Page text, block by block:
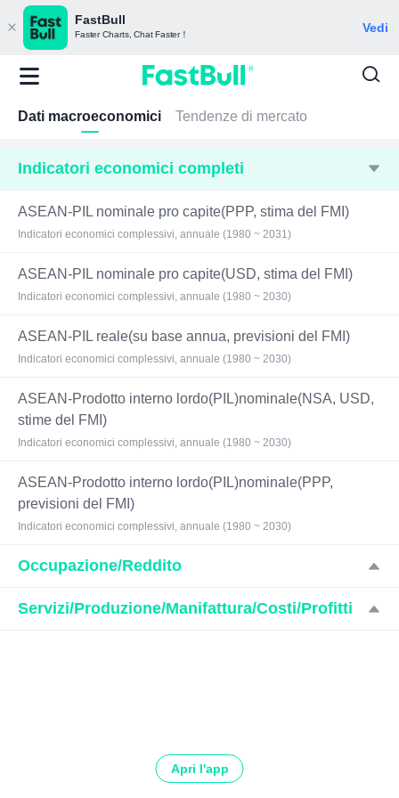
FastBull
Faster Charts, Chat Faster！ Vedi
Dati macroeconomici Tendenze di mercato
Indicatori economici completi
ASEAN-PIL nominale pro capite(PPP, stima del FMI)
Indicatori economici complessivi, annuale (1980 ~ 2031)
ASEAN-PIL nominale pro capite(USD, stima del FMI)
Indicatori economici complessivi, annuale (1980 ~ 2030)
ASEAN-PIL reale(su base annua, previsioni del FMI)
Indicatori economici complessivi, annuale (1980 ~ 2030)
ASEAN-Prodotto interno lordo(PIL)nominale(NSA, USD,
stime del FMI)
Indicatori economici complessivi, annuale (1980 ~ 2030)
ASEAN-Prodotto interno lordo(PIL)nominale(PPP,
previsioni del FMI)
Indicatori economici complessivi, annuale (1980 ~ 2030)
Occupazione/Reddito
Servizi/Produzione/Manifattura/Costi/Profitti
Apri l'app